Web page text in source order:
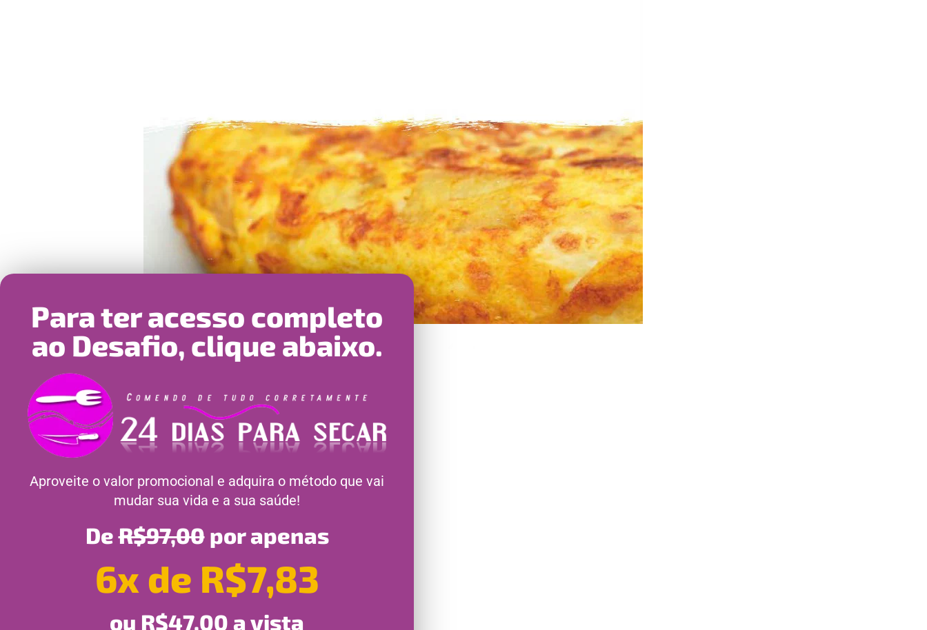
Para ter acesso completo
ao Desafio, clique abaixo.
Aproveite o valor promocional e adquira o método que vai
mudar sua vida e a sua saúde!
DeR$97,00por apenas
6x de R$7,83
ou R$47,00 a vista